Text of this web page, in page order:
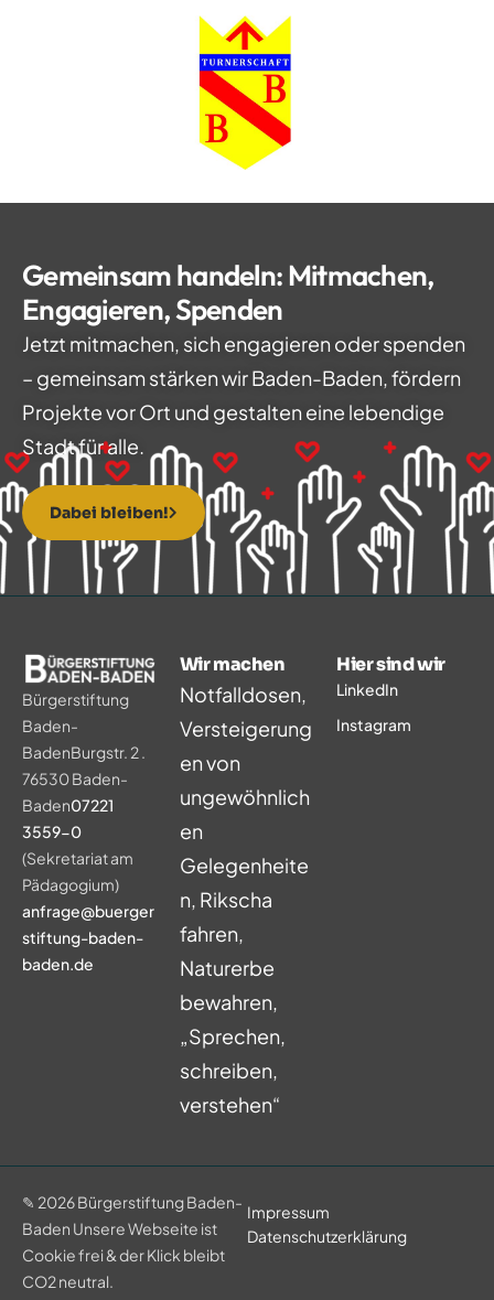
Gemeinsam handeln: Mitmachen,
Engagieren, Spenden
Jetzt mitmachen, sich engagieren oder spenden
– gemeinsam stärken wir Baden-Baden, fördern
Projekte vor Ort und gestalten eine lebendige
Stadt für alle.
Dabei bleiben!
Bürgerstiftung
Baden-
BadenBurgstr. 2 .
76530 Baden-
Baden07221
3559-0
(Sekretariat am
Pädagogium)
anfrage@buerger
stiftung-baden-
baden.de
Wir machen
Notfalldosen,
Versteigerung
en von
ungewöhnlich
en
Gelegenheite
n, Rikscha
fahren,
Naturerbe
bewahren,
„Sprechen,
schreiben,
verstehen“
Hier sind wir
LinkedIn
Instagram
✎ 2026 Bürgerstiftung Baden-
Baden Unsere Webseite ist
Cookie frei & der Klick bleibt
CO2 neutral.
Impressum
Datenschutzerklärung